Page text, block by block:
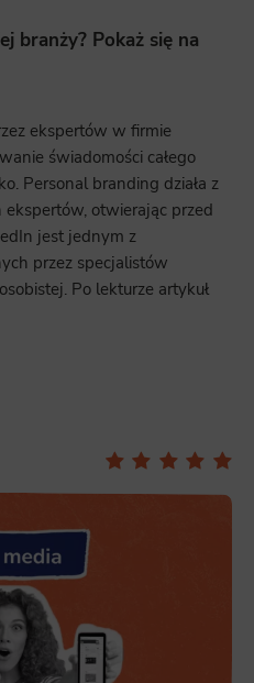
branży? Pokaż się na
ekspertów w firmie
świadomości całego
Personal branding działa z
otwierając przed
jest jednym z
przez specjalistów
Po lekturze artykuł